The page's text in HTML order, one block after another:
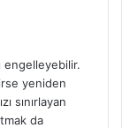
engelleyebilir.
yeniden
sınırlayan
da